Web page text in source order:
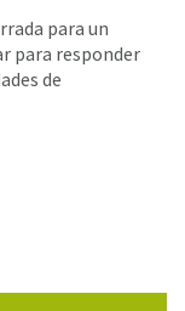
para un
para responder
de